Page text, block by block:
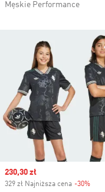
Męskie Performance
Sale price
230,30 zł
329 zł Najniższa cena -30%